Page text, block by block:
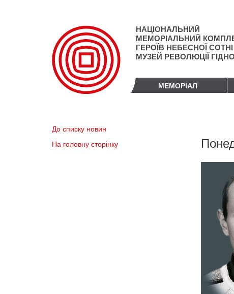
НАЦІОНАЛЬНИЙ
МЕМОРІАЛЬНИЙ
ГЕРОЇВ НЕБЕСНОЇ СОТНІ
МУЗЕЙ РЕВОЛЮЦІЇ
МЕМОРІАЛ
До списку новин
На головну сторінку